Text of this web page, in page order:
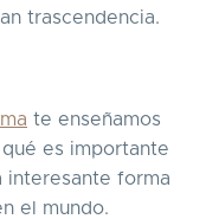
trascendencia.
te enseñamos
es importante
interesante forma
el mundo.